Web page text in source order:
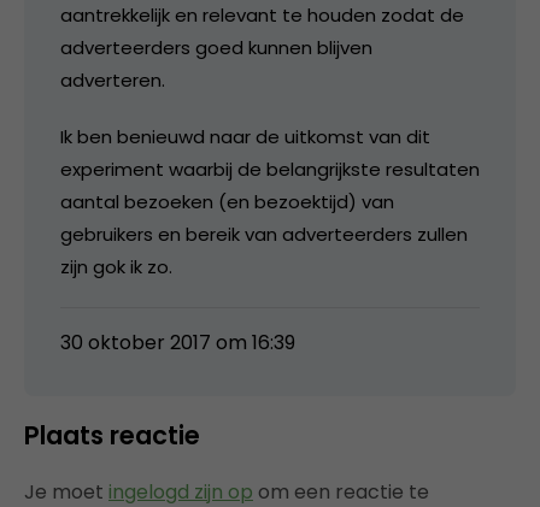
aantrekkelijk en relevant te houden zodat de
adverteerders goed kunnen blijven
adverteren.
Ik ben benieuwd naar de uitkomst van dit
experiment waarbij de belangrijkste resultaten
aantal bezoeken (en bezoektijd) van
gebruikers en bereik van adverteerders zullen
zijn gok ik zo.
30 oktober 2017 om 16:39
Plaats reactie
Je moet ingelogd zijn op om een reactie te